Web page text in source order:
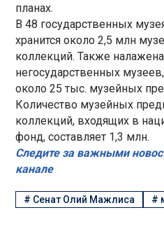
планах.
В 48 государственных
хранится около 2,5 млн
коллекций. Также
негосударственных
около 25 тыс. музейных
Количество музейных
коллекций, входящих в
фонд, составляет 1,3 млн.
Следите за важными
канале
# Сенат Олий Мажлиса #